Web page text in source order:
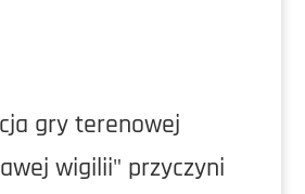
gry terenowej
wigilii" przyczyni